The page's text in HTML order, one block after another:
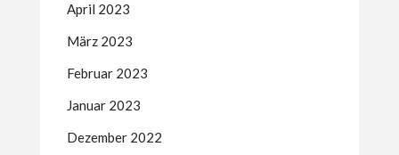
April 2023
März 2023
Februar 2023
Januar 2023
Dezember 2022